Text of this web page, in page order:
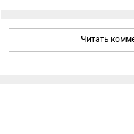
Читать